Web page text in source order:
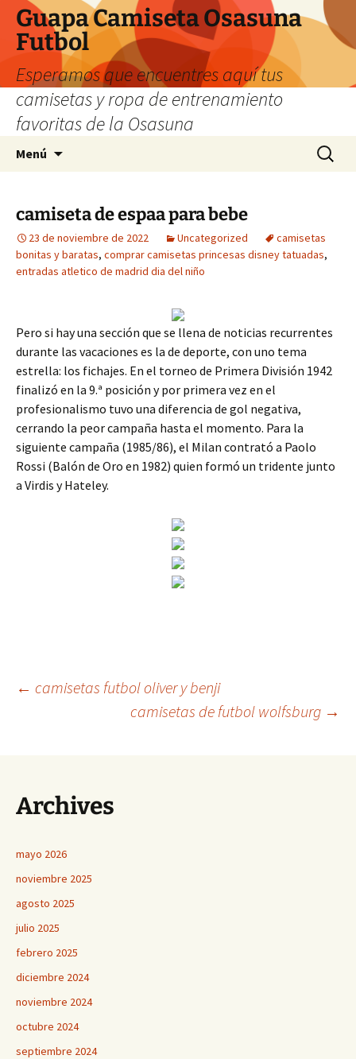
Guapa Camiseta Osasuna
Futbol
Esperamos que encuentres aquí tus
camisetas y ropa de entrenamiento
favoritas de la Osasuna
Menú Buscar:
camiseta de espaa para bebe
23 de noviembre de 2022 Uncategorized
camisetas
bonitas y baratas, comprar camisetas princesas disney tatuadas,
entradas atletico de madrid dia del niño
Pero si hay una sección que se llena de noticias recurrentes
durante las vacaciones es la de deporte, con uno tema
estrella: los fichajes. En el torneo de Primera División 1942
finalizó en la 9.ª posición y por primera vez en el
profesionalismo tuvo una diferencia de gol negativa,
cerrando la peor campaña hasta el momento. Para la
siguiente campaña (1985/86), el Milan contrató a Paolo
Rossi (Balón de Oro en 1982) quien formó un tridente junto
a Virdis y Hateley.
Navegación
entradas
← camisetas futbol oliver y benji
camisetas de futbol wolfsburg →
Archives
mayo 2026
noviembre 2025
agosto 2025
julio 2025
febrero 2025
diciembre 2024
noviembre 2024
octubre 2024
septiembre 2024